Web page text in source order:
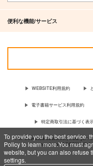
To provide you the best service,
Policy to learn more.You must
website, but you can also refuse
settings.
便利な機能/サービス
WEBSITE利用規約
電子書籍サービス利用規約
特定商取引法に基づく表
For Overseas customer, now you
services “AOCS”!